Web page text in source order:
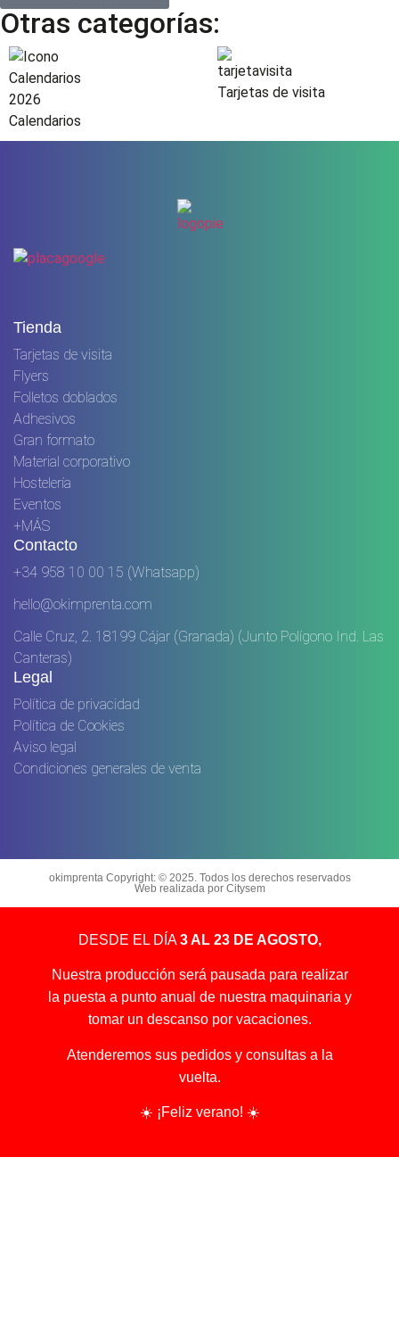
Otras categorías:
Calendarios
Tarjetas de visita
Tienda
Tarjetas de visita
Flyers
Folletos doblados
Adhesivos
Gran formato
Material corporativo
Hostelería
Eventos
+MÁS
Contacto
+34 958 10 00 15 (Whatsapp)
hello@okimprenta.com
Calle Cruz, 2. 18199 Cájar (Granada) (Junto Polígono Ind. Las
Canteras)
Legal
Política de privacidad
Política de Cookies
Aviso legal
Condiciones generales de venta
okimprenta Copyright: © 2025. Todos los derechos reservados
Web realizada por Citysem
DESDE EL DÍA3 AL 23 DE AGOSTO,
Nuestra producción será pausada para realizar
la puesta a punto anual de nuestra maquinaria y
tomar un descanso por vacaciones.
Atenderemos sus pedidos y consultas a la
vuelta.
☀️ ¡Feliz verano! ☀️